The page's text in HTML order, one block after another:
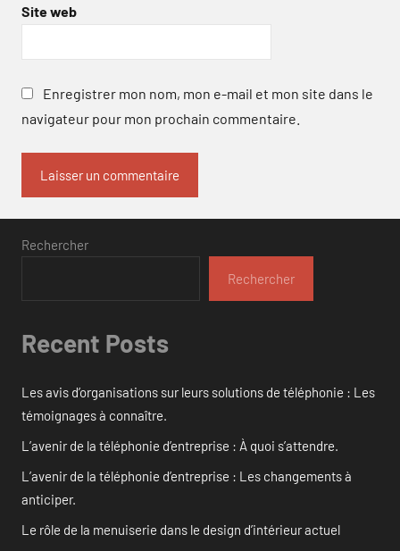
Site web
Enregistrer mon nom, mon e-mail et mon site dans le
navigateur pour mon prochain commentaire.
Rechercher
Rechercher
Recent Posts
Les avis d’organisations sur leurs solutions de téléphonie : Les
témoignages à connaître.
L’avenir de la téléphonie d’entreprise : À quoi s’attendre.
L’avenir de la téléphonie d’entreprise : Les changements à
anticiper.
Le rôle de la menuiserie dans le design d’intérieur actuel